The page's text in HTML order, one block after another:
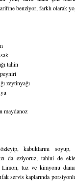
benziyor, farklı olarak
tahin
zeytinyağı
maydanoz
kabuklarını
da eziyoruz, tahini de
Limon, tuz ve kimyonu
servis kaplarında